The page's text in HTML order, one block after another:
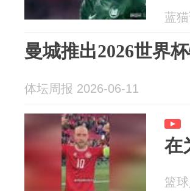
蓝
曼城推出2026世界
体坛周报 2026-06-11
在
篮